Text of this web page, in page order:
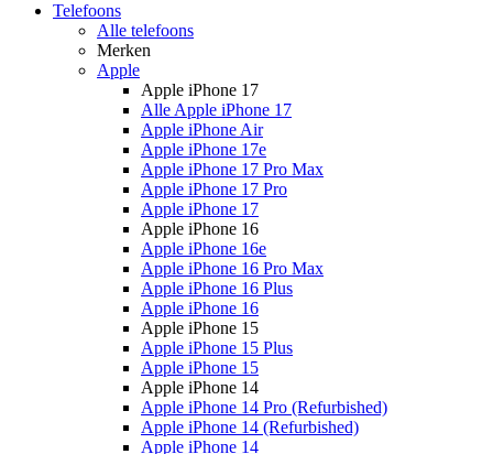
Telefoons
Alle telefoons
Merken
Apple
Apple iPhone 17
Alle Apple iPhone 17
Apple iPhone Air
Apple iPhone 17e
Apple iPhone 17 Pro Max
Apple iPhone 17 Pro
Apple iPhone 17
Apple iPhone 16
Apple iPhone 16e
Apple iPhone 16 Pro Max
Apple iPhone 16 Plus
Apple iPhone 16
Apple iPhone 15
Apple iPhone 15 Plus
Apple iPhone 15
Apple iPhone 14
Apple iPhone 14 Pro (Refurbished)
Apple iPhone 14 (Refurbished)
Apple iPhone 14